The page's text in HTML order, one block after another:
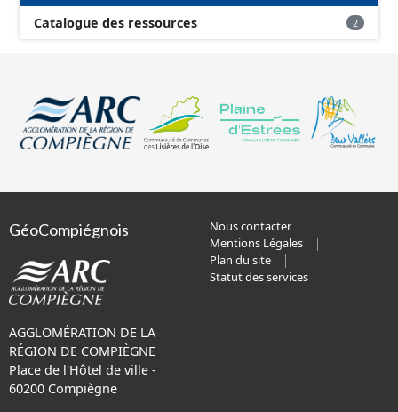
Catalogue des ressources 2
GéoCompiégnois
AGGLOMÉRATION DE LA
RÉGION DE COMPIÈGNE
Place de l'Hôtel de ville -
60200 Compiègne
Nous contacter
Mentions Légales
Plan du site
Statut des services